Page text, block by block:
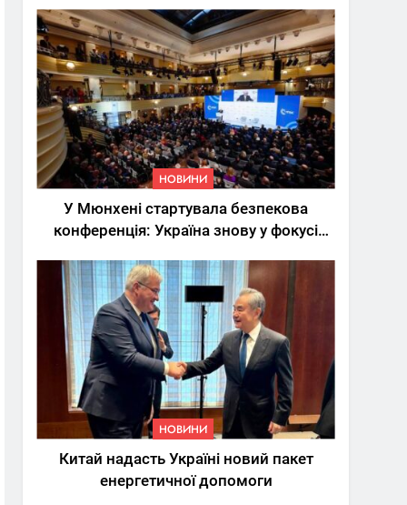
НОВИНИ
У Мюнхені стартувала безпекова
конференція: Україна знову у фокусі
НОВИНИ
Китай надасть Україні новий пакет
енергетичної допомоги
5
Трамп вимагає від
Зеленського активних
кроків у мирному
процесі
НОВИНИ
6
КМДА заявила про
параліч